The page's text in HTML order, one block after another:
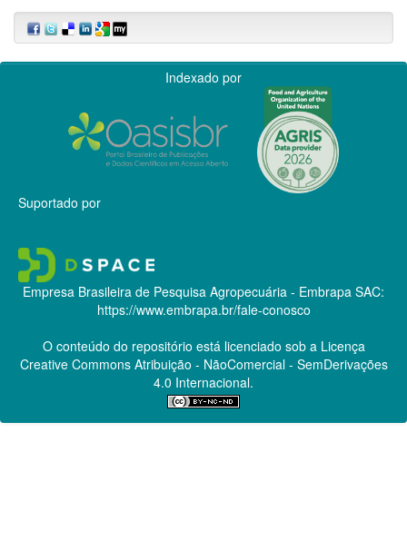
Indexado por
Suportado por
Empresa Brasileira de Pesquisa Agropecuária - Embrapa SAC:
https://www.embrapa.br/fale-conosco
O conteúdo do repositório está licenciado sob a Licença
Creative CommonsAtribuição - NãoComercial - SemDerivações
4.0 Internacional.